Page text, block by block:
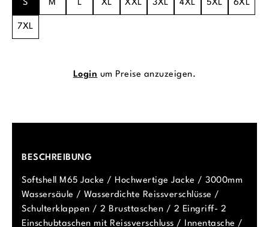
S M L XL XXL 3XL 4XL 5XL 6XL
7XL
Login um Preise anzuzeigen.
BESCHREIBUNG
Softshell M65 Jacke / Hochwertige Jacke / 3000mm
Wassersäule / Wasserdichte Reissverschlüsse /
Schulterklappen / 2 Brusttaschen / 2 Eingriff- 2
Einschubtaschen mit Reissverschluss / Innentasche /